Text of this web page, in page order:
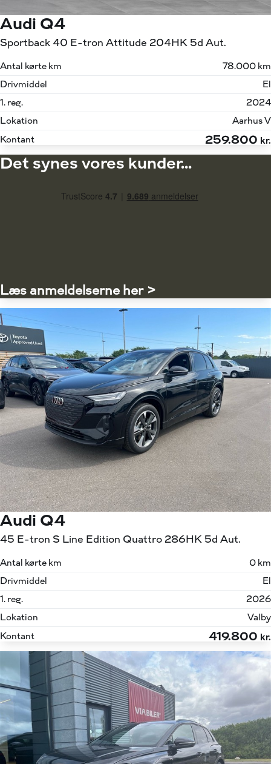
Audi Q4
Sportback 40 E-tron Attitude 204HK 5d Aut.
Antal kørte km
78.000 km
Drivmiddel
El
1. reg.
2024
Lokation
Aarhus V
Kontant
259.800 kr.
Det synes vores kunder...
Læs anmeldelserne her >
Audi Q4
45 E-tron S Line Edition Quattro 286HK 5d Aut.
Antal kørte km
0 km
Drivmiddel
El
1. reg.
2026
Lokation
Valby
Kontant
419.800 kr.